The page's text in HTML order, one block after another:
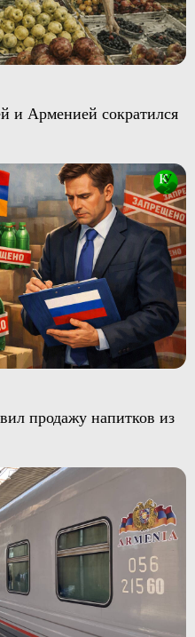
и Арменией сократился
продажу напитков из